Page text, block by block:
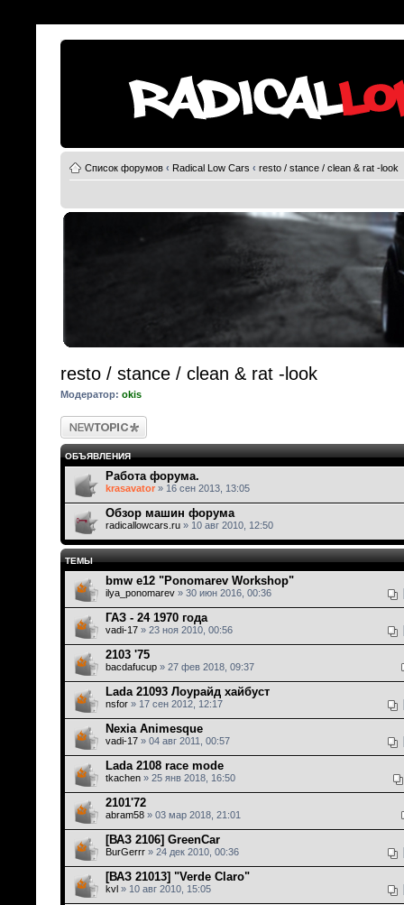
Список форумов ‹ Radical Low Cars ‹ resto / stance / clean & rat -look
resto / stance / clean & rat -look
Модератор: okis
Новая тема
ОБЪЯВЛЕНИЯ
Работа форума.
krasavator » 16 сен 2013, 13:05
Обзор машин форума
radicallowcars.ru » 10 авг 2010, 12:50
ТЕМЫ
bmw e12 "Ponomarev Workshop"
ilya_ponomarev » 30 июн 2016, 00:36
ГАЗ - 24 1970 года
vadi-17 » 23 ноя 2010, 00:56
2103 '75
bacdafucup » 27 фев 2018, 09:37
Lada 21093 Лоурайд хайбуст
nsfor » 17 сен 2012, 12:17
Nexia Animesque
vadi-17 » 04 авг 2011, 00:57
Lada 2108 race mode
tkachen » 25 янв 2018, 16:50
2101'72
abram58 » 03 мар 2018, 21:01
[ВАЗ 2106] GreenCar
BurGerrr » 24 дек 2010, 00:36
[ВАЗ 21013] "Verde Claro"
kvl » 10 авг 2010, 15:05